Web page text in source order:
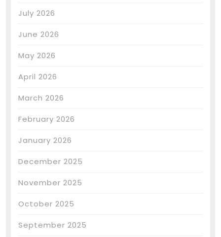
July 2026
June 2026
May 2026
April 2026
March 2026
February 2026
January 2026
December 2025
November 2025
October 2025
September 2025